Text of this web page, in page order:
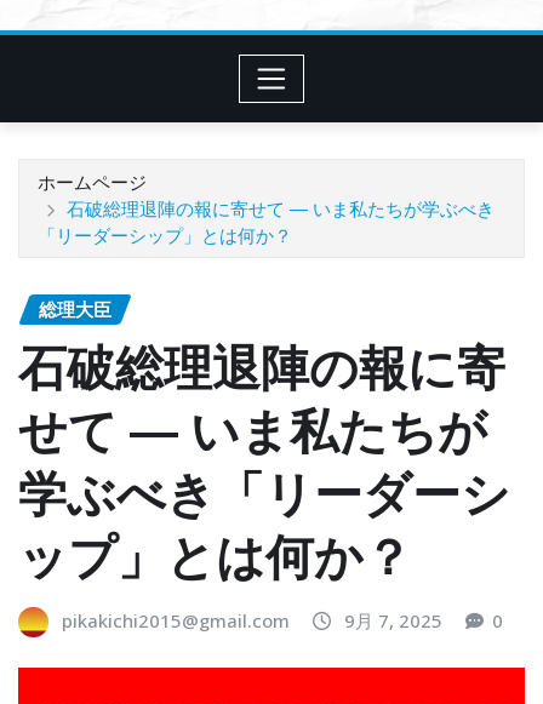
ホームページ
石破総理退陣の報に寄せて ― いま私たちが学ぶべき
「リーダーシップ」とは何か？
総理大臣
石破総理退陣の報に寄
せて ― いま私たちが
学ぶべき「リーダーシ
ップ」とは何か？
pikakichi2015@gmail.com 9月 7, 2025 0